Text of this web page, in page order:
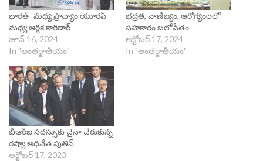
భారత్‌- మధ్య ప్రాచ్యాం యూరప్‌
మధ్య ఆర్థిక కారిడార్‌
జూన్ 16, 2024
In "అంతర్జాతీయం"
భద్రత, వాణిజ్యం, ఆరోగ్యంలలో
సహకారం బలోపేతం
అక్టోబర్ 17, 2024
In "అంతర్జాతీయం"
బీఆర్‌ఐ సదస్సుకు చైనా చేరుకున్న
రష్యా అధినేత పుతిన్‌
అక్టోబర్ 17, 2023